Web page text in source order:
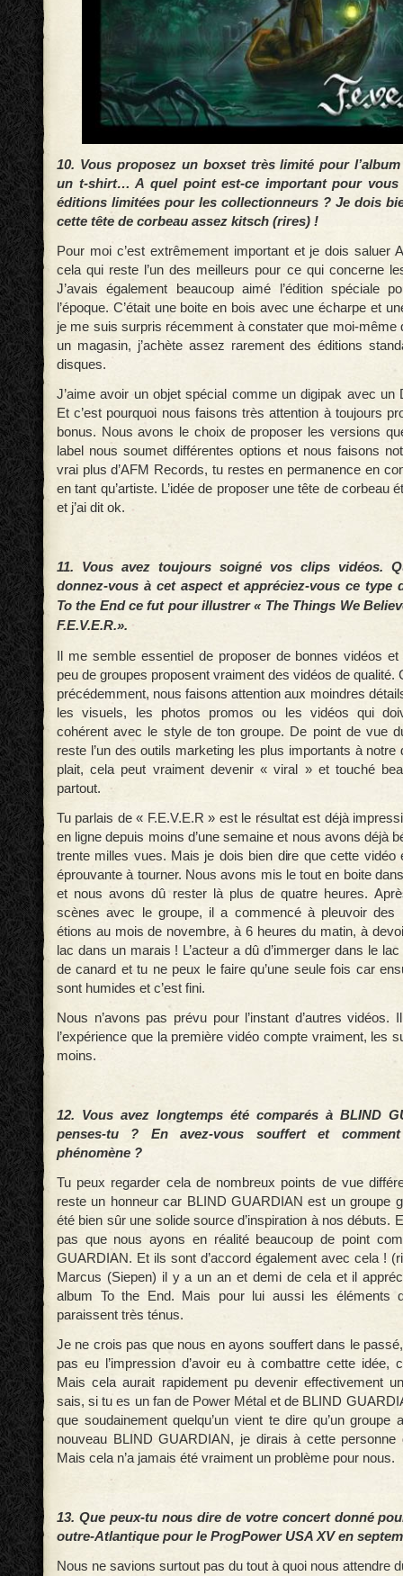
10. Vous proposez un boxset très limité pour
un t-shirt… A quel point est-ce important pour vous
éditions limitées pour les collectionneurs ? Je dois
cette tête de corbeau assez kitsch (rires) !
Pour moi c’est extrêmement important et je dois saluer
cela qui reste l’un des meilleurs pour ce qui concerne
J’avais également beaucoup aimé l’édition spéciale
l’époque. C’était une boite en bois avec une écharpe et
je me suis surpris récemment à constater que moi-même
un magasin, j’achète assez rarement des éditions
disques.
J’aime avoir un objet spécial comme un digipak avec un
Et c’est pourquoi nous faisons très attention à toujours
bonus. Nous avons le choix de proposer les versions
label nous soumet différentes options et nous faisons
vrai plus d’AFM Records, tu restes en permanence en
en tant qu’artiste. L’idée de proposer une tête de corbeau
et j’ai dit ok.
11. Vous avez toujours soigné vos clips vidéos.
donnez-vous à cet aspect et appréciez-vous ce type
To the End ce fut pour illustrer « The Things We
F.E.V.E.R.».
Il me semble essentiel de proposer de bonnes vidéos
peu de groupes proposent vraiment des vidéos de qualité.
précédemment, nous faisons attention aux moindres
les visuels, les photos promos ou les vidéos qui
cohérent avec le style de ton groupe. De point de vue
reste l’un des outils marketing les plus importants à notre
plait, cela peut vraiment devenir « viral » et touché
partout.
Tu parlais de « F.E.V.E.R » est le résultat est déjà
en ligne depuis moins d’une semaine et nous avons déjà
trente milles vues. Mais je dois bien dire que cette vidéo
éprouvante à tourner. Nous avons mis le tout en boite
et nous avons dû rester là plus de quatre heures.
scènes avec le groupe, il a commencé à pleuvoir des
étions au mois de novembre, à 6 heures du matin, à
lac dans un marais ! L’acteur a dû d’immerger dans le
de canard et tu ne peux le faire qu’une seule fois car
sont humides et c’est fini.
Nous n’avons pas prévu pour l’instant d’autres vidéos.
l’expérience que la première vidéo compte vraiment, les
moins.
12. Vous avez longtemps été comparés à BLIND
penses-tu ? En avez-vous souffert et
phénomène ?
Tu peux regarder cela de nombreux points de vue
reste un honneur car BLIND GUARDIAN est un groupe
été bien sûr une solide source d’inspiration à nos débuts.
pas que nous ayons en réalité beaucoup de point
GUARDIAN. Et ils sont d’accord également avec cela !
Marcus (Siepen) il y a un an et demi de cela et il
album To the End. Mais pour lui aussi les éléments
paraissent très ténus.
Je ne crois pas que nous en ayons souffert dans le
pas eu l’impression d’avoir eu à combattre cette idée,
Mais cela aurait rapidement pu devenir effectivement
sais, si tu es un fan de Power Métal et de BLIND
que soudainement quelqu’un vient te dire qu’un groupe
nouveau BLIND GUARDIAN, je dirais à cette
Mais cela n’a jamais été vraiment un problème pour nous.
13. Que peux-tu nous dire de votre concert donné
outre-Atlantique pour le ProgPower USA XV en
Nous ne savions surtout pas du tout à quoi nous attendre